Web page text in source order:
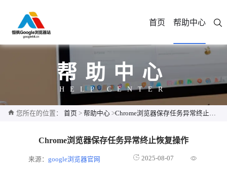
首页 帮助中心
帮助中心
HELP CENTER
您所在的位置： 首页 > 帮助中心 >Chrome浏览器保存任务异常终止恢复操作
Chrome浏览器保存任务异常终止恢复操作
来源：google浏览器官网 2025-08-07